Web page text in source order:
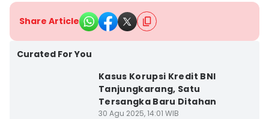
Share Article
Curated For You
Kasus Korupsi Kredit BNI
Tanjungkarang, Satu
Tersangka Baru Ditahan
30 Agu 2025, 14:01 WIB